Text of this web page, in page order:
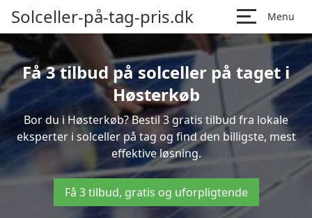
Solceller-på-tag-pris.dk Menu
Få 3 tilbud på solceller på taget i
Høsterkøb
Bor du i Høsterkøb? Bestil 3 gratis tilbud fra lokale
eksperter i solceller på tag og find den billigste, mest
effektive løsning.
Få 3 tilbud, gratis og uforpligtende